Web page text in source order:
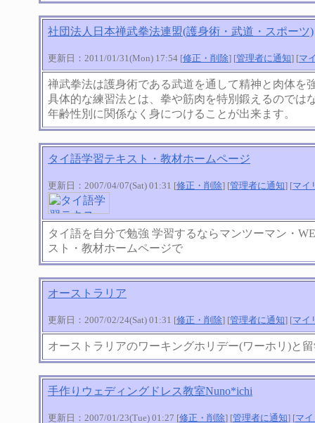
社団法人日本禅武拳法連盟(護身術・武道・スポーツ)
更新日：2011/01/31(Mon) 17:54 [修正・削除] [管理者に通知] [マ
禅武拳法は護身術である武道を通して精神と肉体を
具体的な練習法とは、拳や筋肉を特別鍛えるのでは
年齢性別に関係なく身につけることが出来ます。
タイ語学習テキスト・教材ホームページ
更新日：2007/04/07(Sat) 01:31 [修正・削除] [管理者に通知] [マイ
タイ語を自分で勉強 学習するならマンツーマン・
スト・教材ホームページで
オーストラリア
更新日：2007/02/24(Sat) 01:31 [修正・削除] [管理者に通知] [マイ
オーストラリアのワーキングホリデー(ワーホリ)と
手作りウェディングドレス教室Nuno*ichi
更新日：2007/01/23(Tue) 01:27 [修正・削除] [管理者に通知] [マ